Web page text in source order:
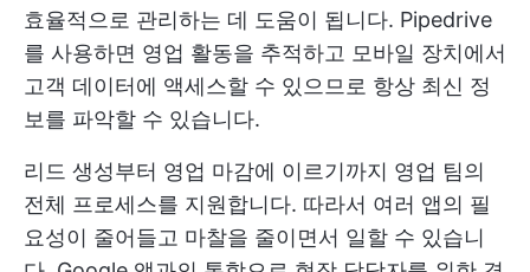
효율적으로 관리하는 데 도움이 됩니다. Pipedrive
를 사용하면 영업 활동을 추적하고 모바일 장치에서
고객 데이터에 액세스할 수 있으므로 항상 최신 정
보를 파악할 수 있습니다.
리드 생성부터 영업 마감에 이르기까지 영업 팀의
전체 프로세스를 지원합니다. 따라서 여러 앱의 필
요성이 줄어들고 마찰을 줄이면서 일할 수 있습니